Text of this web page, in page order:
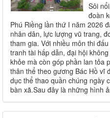
Sôi
đoàn
Phú Riềng lần thứ I năm 2026
nhân dân, lực lượng vũ trang,
tham gia. Với nhiều môn thi
tranh tài hấp dẫn, đại hội
khỏe mà còn góp phần lan tỏa
thân thể theo gương Bác Hồ vĩ
dục thể thao quần chúng ngày
bàn xã.Sau đây là những hình